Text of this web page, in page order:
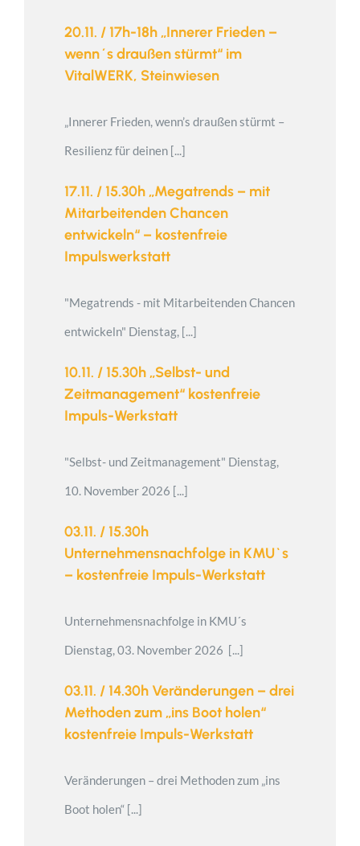
20.11. / 17h-18h „Innerer Frieden –
wenn´s draußen stürmt“ im
VitalWERK, Steinwiesen
„Innerer Frieden, wenn’s draußen stürmt –
Resilienz für deinen [...]
17.11. / 15.30h „Megatrends – mit
Mitarbeitenden Chancen
entwickeln“ – kostenfreie
Impulswerkstatt
"Megatrends - mit Mitarbeitenden Chancen
entwickeln" Dienstag, [...]
10.11. / 15.30h „Selbst- und
Zeitmanagement“ kostenfreie
Impuls-Werkstatt
"Selbst- und Zeitmanagement" Dienstag,
10. November 2026 [...]
03.11. / 15.30h
Unternehmensnachfolge in KMU`s
– kostenfreie Impuls-Werkstatt
Unternehmensnachfolge in KMU´s
Dienstag, 03. November 2026 [...]
03.11. / 14.30h Veränderungen – drei
Methoden zum „ins Boot holen“
kostenfreie Impuls-Werkstatt
Veränderungen – drei Methoden zum „ins
Boot holen“ [...]